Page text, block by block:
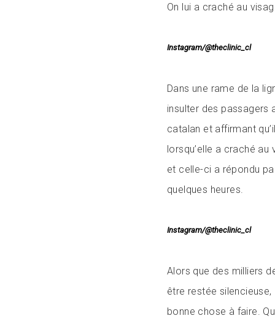
On lui a craché au
Instagram/@theclinic_cl
Dans une rame de la
insulter des passagers
catalan et affirmant
lorsqu’elle a craché
et celle-ci a répondu
quelques heures.
Instagram/@theclinic_cl
Alors que des milliers
être restée
bonne chose à faire.